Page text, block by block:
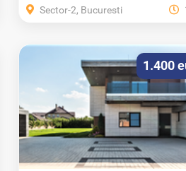
Sector-2, Bucuresti
1.400